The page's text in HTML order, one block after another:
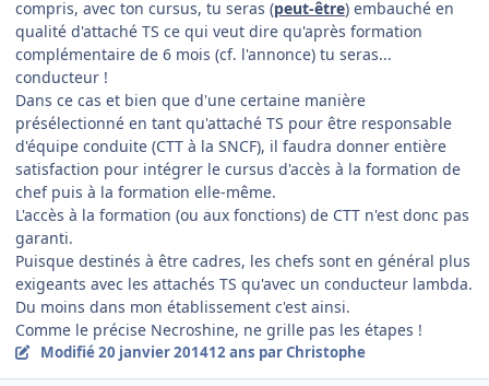
compris, avec ton cursus, tu seras (peut-être) embauché en
qualité d'attaché TS ce qui veut dire qu'après formation
complémentaire de 6 mois (cf. l'annonce) tu seras...
conducteur !
Dans ce cas et bien que d'une certaine manière
présélectionné en tant qu'attaché TS pour être responsable
d'équipe conduite (CTT à la SNCF), il faudra donner entière
satisfaction pour intégrer le cursus d'accès à la formation de
chef puis à la formation elle-même.
L'accès à la formation (ou aux fonctions) de CTT n'est donc pas
garanti.
Puisque destinés à être cadres, les chefs sont en général plus
exigeants avec les attachés TS qu'avec un conducteur lambda.
Du moins dans mon établissement c'est ainsi.
Comme le précise Necroshine, ne grille pas les étapes !
Modifié20 janvier 201412 ans par Christophe